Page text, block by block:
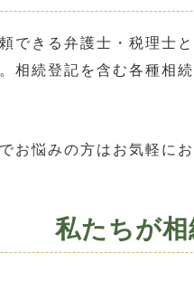
できる弁護士・税理士
相続登記を含む各種相
お悩みの方はお気軽に
私たちが